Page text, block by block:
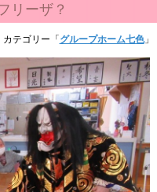
リーザ？
カテゴリー「 グループホーム七色」